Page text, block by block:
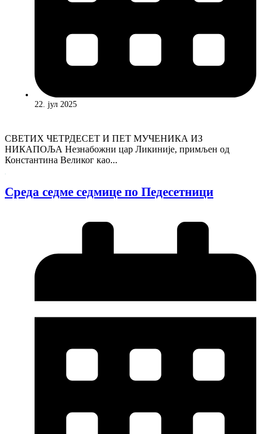
22. јул 2025
СВЕТИХ ЧЕТРДЕСЕТ И ПЕТ МУЧЕНИКА ИЗ
НИКАПОЉА Незнабожни цар Ликиније, примљен од
Константина Великог као...
Среда седме седмице по Педесетници